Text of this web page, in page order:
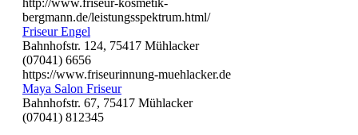
bergmann.de/leistungsspektrum.html/
Friseur Engel
Bahnhofstr. 124, 75417 Mühlacker
(07041) 6656
https://www.friseurinnung-muehlacker.de
Maya Salon Friseur
Bahnhofstr. 67, 75417 Mühlacker
(07041) 812345